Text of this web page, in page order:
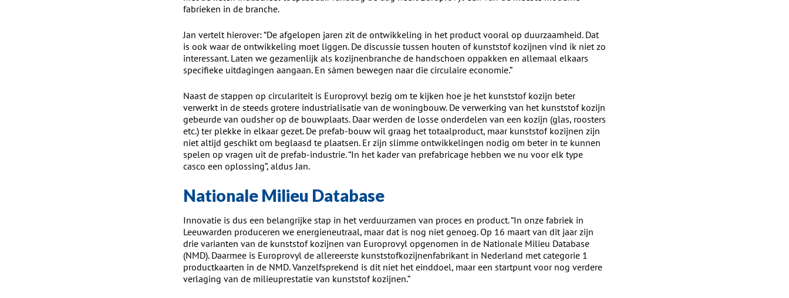
fabrieken in de branche.
Jan vertelt hierover: “De afgelopen jaren zit de ontwikkeling in het product vooral op duurzaamheid. Dat
is ook waar de ontwikkeling moet liggen. De discussie tussen houten of kunststof kozijnen vind ik niet zo
interessant. Laten we gezamenlijk als kozijnenbranche de handschoen oppakken en allemaal elkaars
specifieke uitdagingen aangaan. En sámen bewegen naar die circulaire economie.”
Naast de stappen op circulariteit is Europrovyl bezig om te kijken hoe je het kunststof kozijn beter
verwerkt in de steeds grotere industrialisatie van de woningbouw. De verwerking van het kunststof kozijn
gebeurde van oudsher op de bouwplaats. Daar werden de losse onderdelen van een kozijn (glas, roosters
etc.) ter plekke in elkaar gezet. De prefab-bouw wil graag het totaalproduct, maar kunststof kozijnen zijn
niet altijd geschikt om beglaasd te plaatsen. Er zijn slimme ontwikkelingen nodig om beter in te kunnen
spelen op vragen uit de prefab-industrie. “In het kader van prefabricage hebben we nu voor elk type
casco een oplossing”, aldus Jan.
Nationale Milieu Database
Innovatie is dus een belangrijke stap in het verduurzamen van proces en product. “In onze fabriek in
Leeuwarden produceren we energieneutraal, maar dat is nog niet genoeg. Op 16 maart van dit jaar zijn
drie varianten van de kunststof kozijnen van Europrovyl opgenomen in de Nationale Milieu Database
(NMD). Daarmee is Europrovyl de allereerste kunststofkozijnenfabrikant in Nederland met categorie 1
productkaarten in de NMD. Vanzelfsprekend is dit niet het einddoel, maar een startpunt voor nog verdere
verlaging van de milieuprestatie van kunststof kozijnen.”